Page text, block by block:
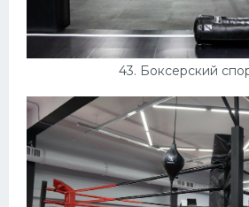
43. Боксерский